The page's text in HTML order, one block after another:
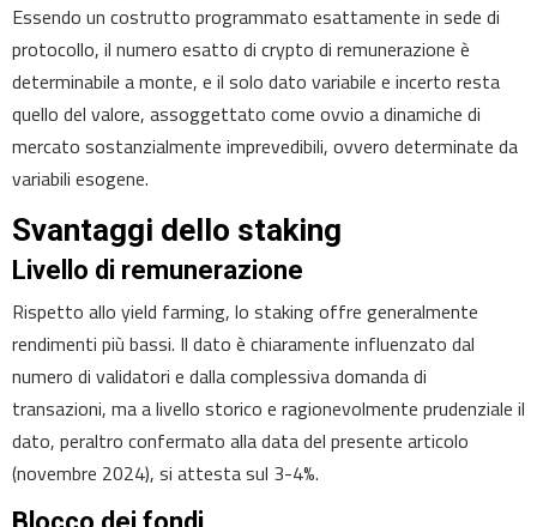
Essendo un costrutto programmato esattamente in sede di
protocollo, il numero esatto di crypto di remunerazione è
determinabile a monte, e il solo dato variabile e incerto resta
quello del valore, assoggettato come ovvio a dinamiche di
mercato sostanzialmente imprevedibili, ovvero determinate da
variabili esogene.
Svantaggi dello staking
Livello di remunerazione
Rispetto allo yield farming, lo staking offre generalmente
rendimenti più bassi. Il dato è chiaramente influenzato dal
numero di validatori e dalla complessiva domanda di
transazioni, ma a livello storico e ragionevolmente prudenziale il
dato, peraltro confermato alla data del presente articolo
(novembre 2024), si attesta sul 3-4%.